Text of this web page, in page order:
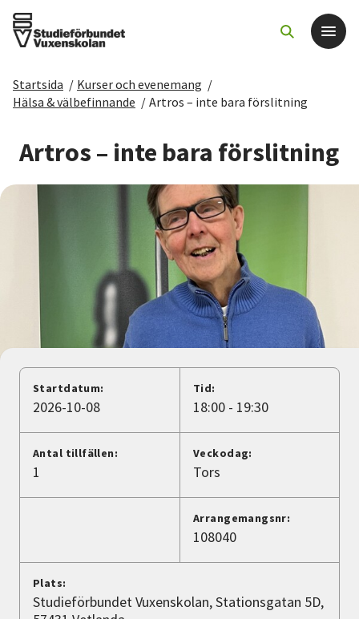
Det här gör vi
För dig som
Sök kurser och evenemang
Om SV
Starta studiecirkel
Cirkelledare
Nyheter
Avdelningar
Lyssna
Startsida / Kurser och evenemang /
Hälsa & välbefinnande / Artros – inte bara förslitning
Artros – inte bara förslitning
Startdatum:
2026-10-08
Tid:
18:00 - 19:30
Antal tillfällen:
1
Veckodag:
Tors
Arrangemangsnr:
108040
Plats:
Studieförbundet Vuxenskolan, Stationsgatan 5D,